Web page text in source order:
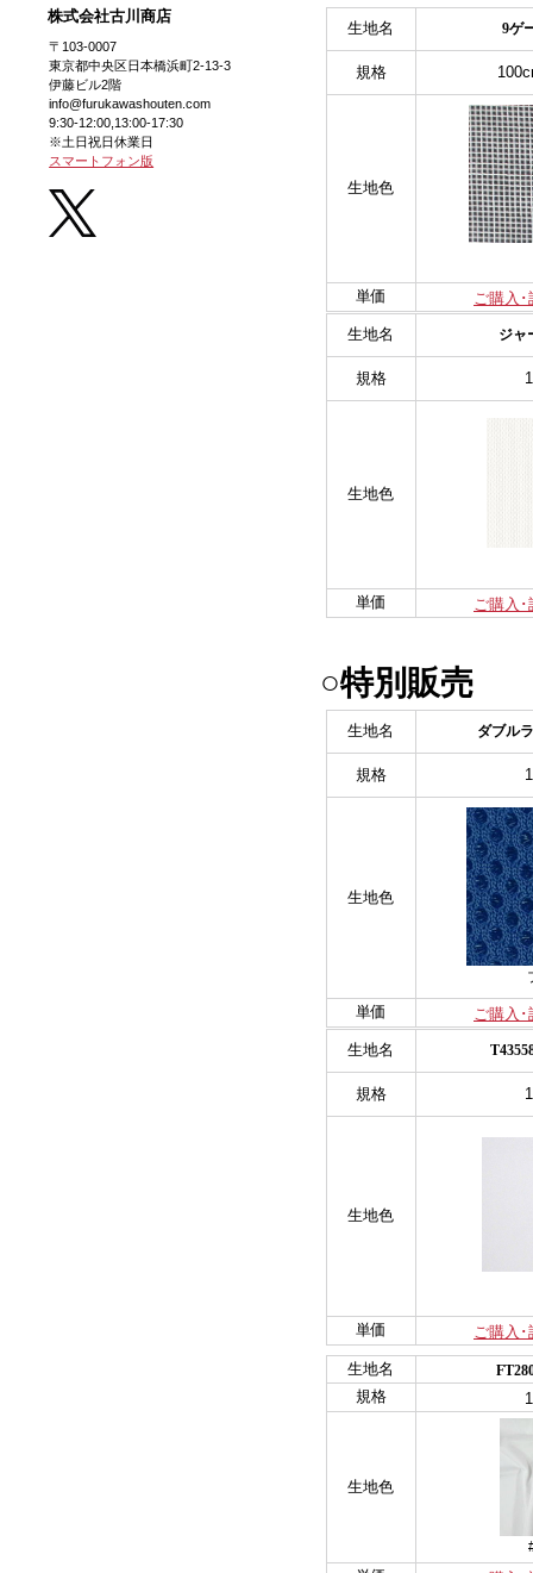
生地名 9ゲ
規格
生地色
単価
ご購入･
生地名
ジャ
規格
生地色
単価 ご購入･
○特別販売
生地名 ダブル
規格
生地色
単価
ご購入･
生地名
規格
生地色
単価 ご購入･
生地名
規格
生地色
株式会社古川商店
〒103-0007
東京都中央区日本橋浜町2-13-3
伊藤ビル2階
info@furukawashouten.com
9:30-12:00,13:00-17:30
※土日祝日休業日
スマートフォン版